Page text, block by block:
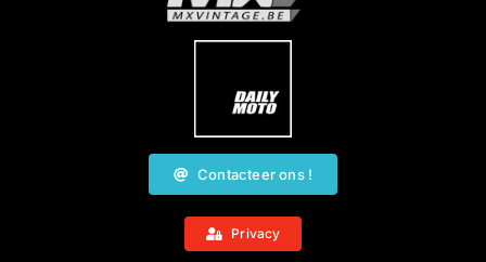
Contacteer ons !
Privacy